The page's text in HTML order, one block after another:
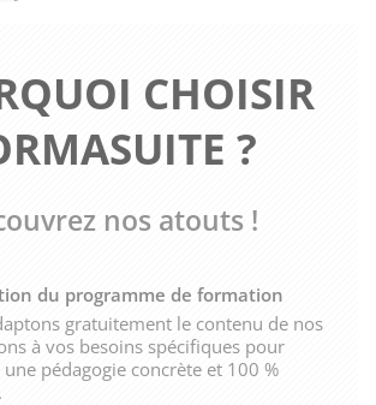
CHOISIR
?
nos atouts !
du programme de formation
gratuitement le contenu de nos
à vos besoins spécifiques pour
pédagogie concrète et 100 %